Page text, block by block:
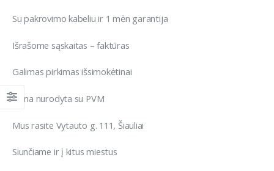
Su pakrovimo kabeliu ir 1 mėn garantija
Išrašome sąskaitas – faktūras
Galimas pirkimas išsimokėtinai
Kaina nurodyta su PVM
Mus rasite Vytauto g. 111, Šiauliai
Siunčiame ir į kitus miestus